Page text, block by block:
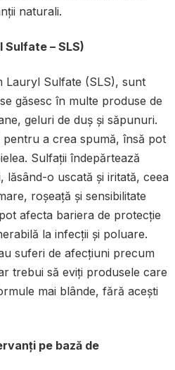
naturali.
– SLS)
Lauryl Sulfate (SLS), sunt
găsesc în multe produse de
geluri de duș și săpunuri.
pentru a crea spumă, însă pot
Sulfații îndepărtează
lăsând-o uscată și iritată, ceea
roșeață și sensibilitate
afecta bariera de protecție
la infecții și poluare.
suferi de afecțiuni precum
trebui să eviți produsele care
mai blânde, fără acești
pe bază de